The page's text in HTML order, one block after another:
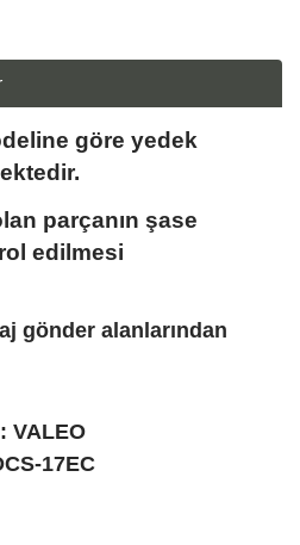
göre yedek
parçanın şase
edilmesi
gönder alanlarından
VALEO
17EC